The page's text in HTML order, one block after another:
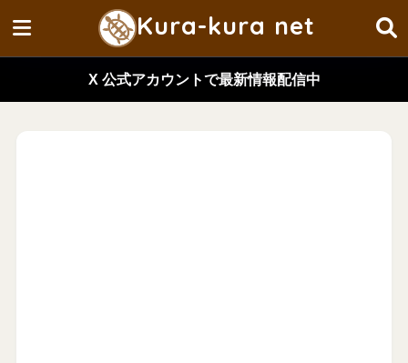
Kura-kura net
X 公式アカウントで最新情報配信中